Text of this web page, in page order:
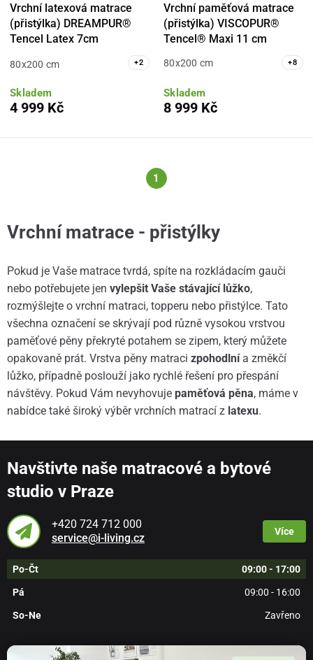
Vrchní latexová matrace
(přistýlka) DREAMPUR®
Tencel Latex 7cm
80x200 cm +2
Skladem
4 999 Kč
Vrchní paměťová matrace
(přistýlka) VISCOPUR®
Tencel® Maxi 11 cm
80x200 cm +8
Skladem
8 999 Kč
1
Vrchní matrace - přistýlky
Pokud je Vaše matrace tvrdá, spíte na rozkládacím gauči
nebo potřebujete jen vylepšit Vaše stávající lůžko,
rozmýšlejte o vrchní matraci, topperu nebo přistýlce. Tato
všechna označení se skrývají pod různě vysokou vrstvou
paměťové pěny překryté potahem se zipem, který můžete
opakovaně prát. Vrstva pěny matraci zpohodlnía změkčí
lůžko, případně poslouží jako rychlé řešení pro přespání
návštěvy. Pokud Vám nevyhovuje paměťová pěna, máme v
nabídce také široký výběr vrchních matrací z latexu.
Navštivte naše matracové a bytové
studio v Praze
+420 724 712 000
service@i-living.cz
Více
Po-Čt 09:00 - 17:00
Pá 09:00 - 16:00
So-Ne Zavřeno